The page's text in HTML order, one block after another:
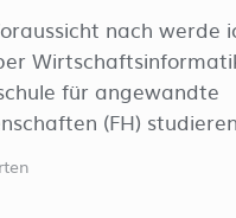
nach werde
für angewandte
(FH)